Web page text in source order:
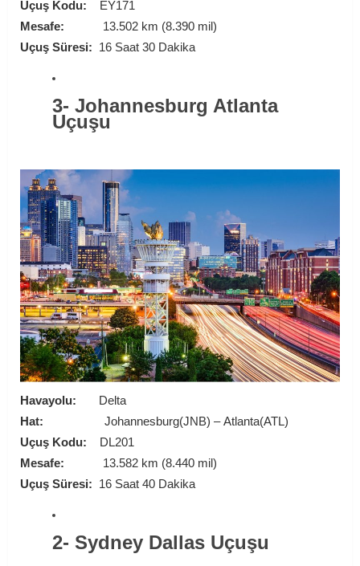
Uçuş Kodu:
EY171
Mesafe:
13.502 km (8.390 mil)
Uçuş Süresi: 16 Saat 30 Dakika
3- Johannesburg Atlanta
Uçuşu
Havayolu:
Delta
Hat:
Johannesburg(JNB) – Atlanta(ATL)
Uçuş Kodu:
DL201
Mesafe:
13.582 km (8.440 mil)
Uçuş Süresi: 16 Saat 40 Dakika
2- Sydney Dallas Uçuşu